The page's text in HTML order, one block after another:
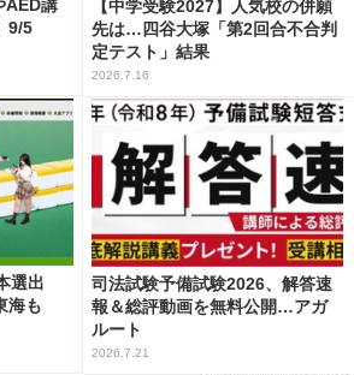
AED講
9/5
【中学受験2027】人気校の併願
先は…四谷大塚「第2回合不合判
定テスト」結果
2026.7.16
選出
海も
司法試験予備試験2026、解答速
報＆総評動画を無料公開…アガ
ルート
2026.7.21